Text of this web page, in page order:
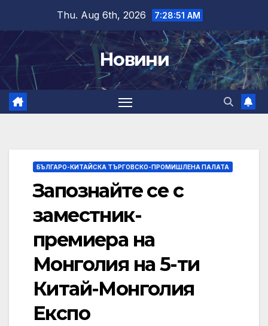
content
Thu. Aug 6th, 2026 7:28:52 AM
Новини
БЪЛГАРО-КИТАЙСКА ТЪРГОВСКО-ПРОМИШЛЕНА ПАЛАТА
Запознайте се с
заместник-
премиера на
Монголия на 5-ти
Китай-Монголия
Експо